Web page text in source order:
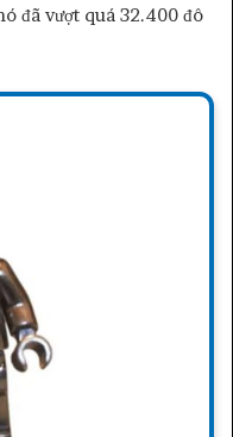
đã vượt quá 32.400 đô